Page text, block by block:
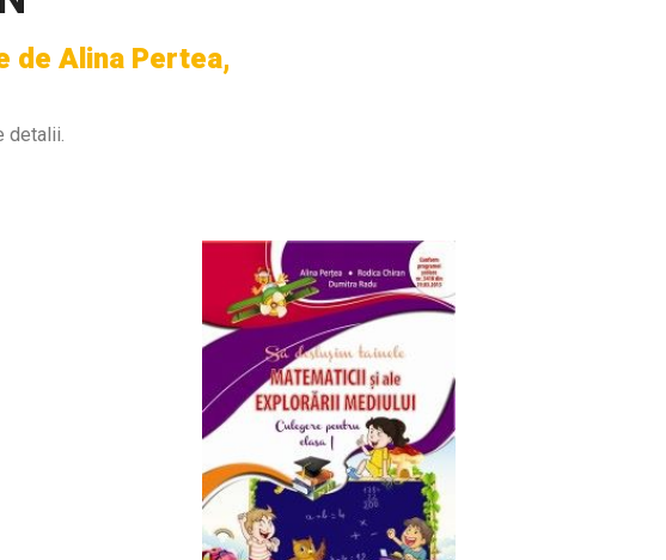
de Alina Pertea,
detalii.